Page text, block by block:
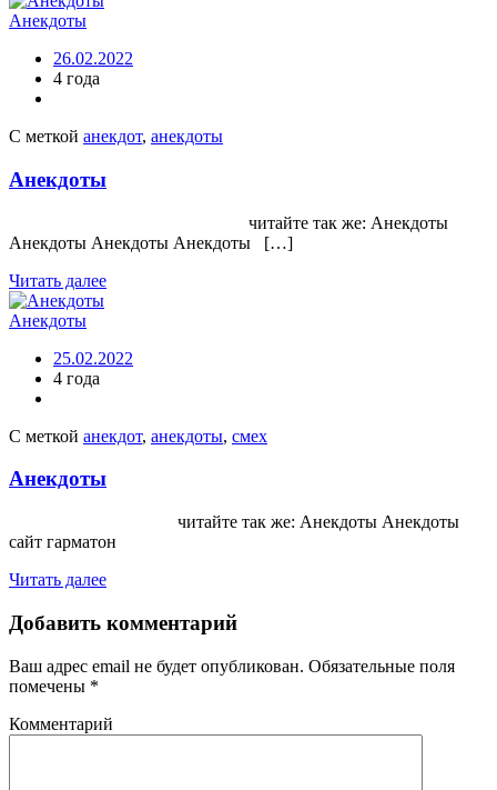
Анекдоты
26.02.2022
4 года
С меткой анекдот, анекдоты
Анекдоты
читайте так же: Анекдоты
Анекдоты Анекдоты Анекдоты […]
Читать далее
Анекдоты
25.02.2022
4 года
С меткой анекдот, анекдоты, смех
Анекдоты
читайте так же: Анекдоты Анекдоты
сайт гарматон
Читать далее
Добавить комментарий
Ваш адрес email не будет опубликован. Обязательные поля
помечены *
Комментарий